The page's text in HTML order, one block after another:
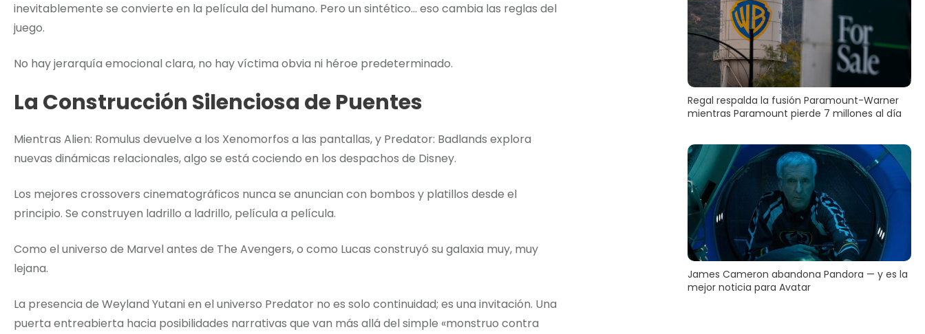
inevitablemente se convierte en la película del humano. Pero un sintético… eso cambia las reglas del
juego.
No hay jerarquía emocional clara, no hay víctima obvia ni héroe predeterminado.
La Construcción Silenciosa de Puentes
Mientras Alien: Romulus devuelve a los Xenomorfos a las pantallas, y Predator: Badlands explora
nuevas dinámicas relacionales, algo se está cociendo en los despachos de Disney.
Los mejores crossovers cinematográficos nunca se anuncian con bombos y platillos desde el
principio. Se construyen ladrillo a ladrillo, película a película.
Como el universo de Marvel antes de The Avengers, o como Lucas construyó su galaxia muy, muy
lejana.
La presencia de Weyland Yutani en el universo Predator no es solo continuidad; es una invitación. Una
puerta entreabierta hacia posibilidades narrativas que van más allá del simple «monstruo contra
Regal respalda la fusión Paramount-Warner
mientras Paramount pierde 7 millones al día
James Cameron abandona Pandora — y es la
mejor noticia para Avatar